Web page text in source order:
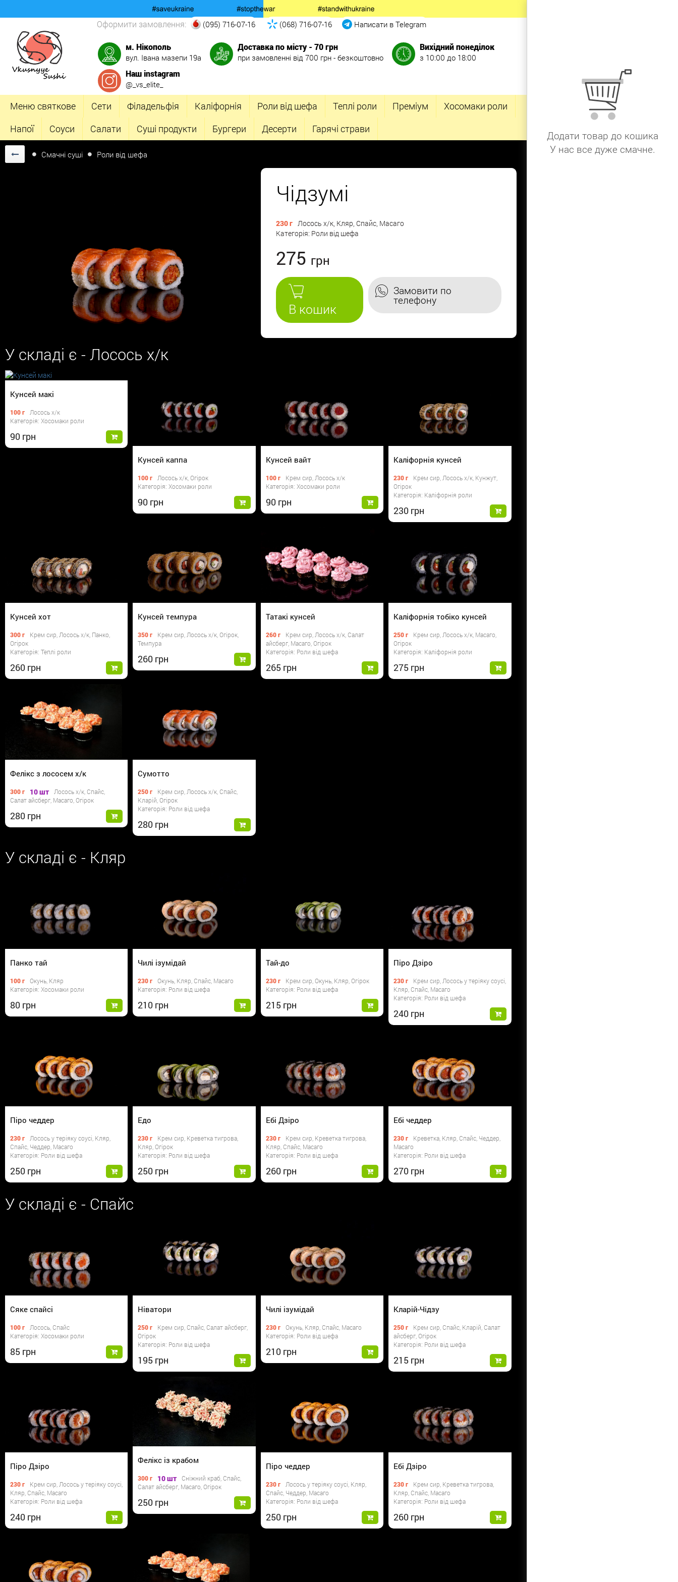
Оформити замовлення: (095) 716-07-16 (068) 716-07-16 Написати в Telegram
м. Нікополь
вул. Івана мазепи 19а
Доставка по місту - 70 грн
при замовленні від 700 грн - безкоштовно
Вихідний понеділок
з 10:00 до 18:00
Наш instagram
@_vs_elite_
Меню святкове Сети Філадельфія Каліфорнія Роли від шефа Теплі роли Преміум
Хосомаки роли
Напої
Соуси Салати Суші продукти Бургери Десерти Гарячі страви
Смачні суші Роли від шефа
Чідзумі
230 г Лосось х/к, Кляр, Спайс, Масаго
Категорія: Роли від шефа
275
В кошик
Замовити по
телефону
У складі є - Лосось х/к
Кунсей макі
100 г
Лосось х/к
Категорія: Хосомаки роли
90
Кунсей каппа
100 г
Лосось х/к, Огірок
Категорія: Хосомаки роли
90
Кунсей вайт
100 г
Крем сир, Лосось х/к
Категорія: Хосомаки роли
90
Каліфорнія кунсей
230 г
Крем сир, Лосось х/к, Кунжут,
Огірок
Категорія: Каліфорнія роли
230
Кунсей хот
300 г
Крем сир, Лосось х/к, Панко,
Огірок
Категорія: Теплі роли
260
Кунсей темпура
350 г
Крем сир, Лосось х/к, Огірок,
Темпура
260
Татакі кунсей
260 г
Крем сир, Лосось х/к, Салат
айсберг, Масаго, Огірок
Категорія: Роли від шефа
265
Каліфорнія тобіко кунсей
250 г
Крем сир, Лосось х/к, Масаго,
Огірок
Категорія: Каліфорнія роли
275
Фелікс з лососем х/к
300 г 10 шт
Лосось х/к, Спайс,
Салат айсберг, Масаго, Огірок
280
Сумотто
250 г
Крем сир, Лосось х/к, Спайс,
Кларій, Огірок
Категорія: Роли від шефа
280
У складі є - Кляр
Панко тай
100 г
Окунь, Кляр
Категорія: Хосомаки роли
80
Чилі ізумідай
230 г
Окунь, Кляр, Спайс, Масаго
Категорія: Роли від шефа
210
Тай-до
230 г
Крем сир, Окунь, Кляр, Огірок
Категорія: Роли від шефа
215
Піро Дзіро
230 г
Крем сир, Лосось у теріяку соусі,
Кляр, Спайс, Масаго
Категорія: Роли від шефа
240
Піро чеддер
230 г
Лосось у теріяку соусі, Кляр,
Спайс, Чеддер, Масаго
Категорія: Роли від шефа
250
Едо
230 г
Крем сир, Креветка тигрова,
Кляр, Огірок
Категорія: Роли від шефа
250
Ебі Дзіро
230 г
Крем сир, Креветка тигрова,
Кляр, Спайс, Масаго
Категорія: Роли від шефа
260
Ебі чеддер
230 г
Креветка, Кляр, Спайс, Чеддер,
Масаго
Категорія: Роли від шефа
270
У складі є - Спайс
Сяке спайсі
100 г
Лосось, Спайс
Категорія: Хосомаки роли
85
Ніватори
250 г
Крем сир, Спайс, Салат айсберг,
Огірок
Категорія: Роли від шефа
195
Чилі ізумідай
230 г
Окунь, Кляр, Спайс, Масаго
Категорія: Роли від шефа
210
Кларій-Чідзу
250 г
Крем сир, Спайс, Кларій, Салат
айсберг, Огірок
Категорія: Роли від шефа
215
Піро Дзіро
230 г
Крем сир, Лосось у теріяку соусі,
Кляр, Спайс, Масаго
Категорія: Роли від шефа
240
Фелікс із крабом
300 г 10 шт
Сніжний краб, Спайс,
Салат айсберг, Масаго, Огірок
250
Піро чеддер
230 г
Лосось у теріяку соусі, Кляр,
Спайс, Чеддер, Масаго
Категорія: Роли від шефа
250
Ебі Дзіро
230 г
Крем сир, Креветка тигрова,
Кляр, Спайс, Масаго
Категорія: Роли від шефа
260
Додати товар до кошика
У нас все дуже смачне.